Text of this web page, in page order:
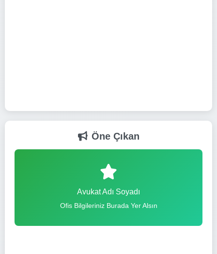
Öne Çıkan
Avukat Adı Soyadı
Ofis Bilgileriniz Burada Yer Alsın